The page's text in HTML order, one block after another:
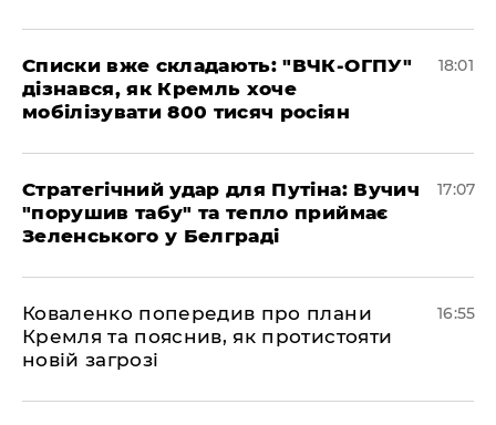
Списки вже складають: "ВЧК-ОГПУ"
дізнався, як Кремль хоче
мобілізувати 800 тисяч росіян
18:01
Стратегічний удар для Путіна: Вучич
"порушив табу" та тепло приймає
Зеленського у Белграді
17:07
Коваленко попередив про плани
Кремля та пояснив, як протистояти
новій загрозі
16:55